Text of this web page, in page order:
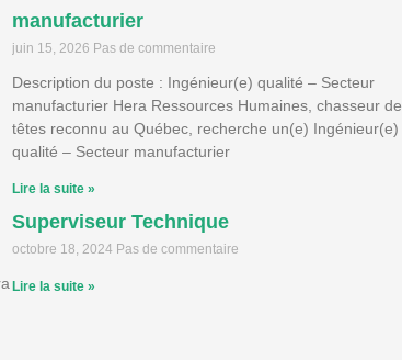
manufacturier
juin 15, 2026 Pas de commentaire
Description du poste : Ingénieur(e) qualité – Secteur
manufacturier Hera Ressources Humaines, chasseur de
têtes reconnu au Québec, recherche un(e) Ingénieur(e)
qualité – Secteur manufacturier
Lire la suite »
Superviseur Technique
octobre 18, 2024 Pas de commentaire
Lire la suite »